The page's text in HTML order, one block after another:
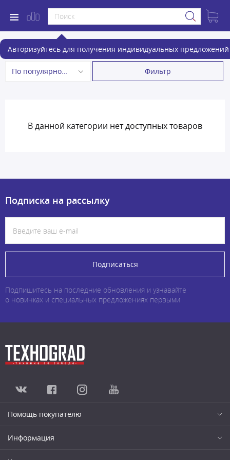
Авторизуйтесь для получения индивидуальных предложений
Кулеры для процессора
По популярности Фильтр
В данной категории нет доступных товаров
Подписка на рассылку
Подписаться
Подпишитесь на последние обновления и узнавайте
о новинках и специальных предложениях первыми
Помощь покупателю
Информация